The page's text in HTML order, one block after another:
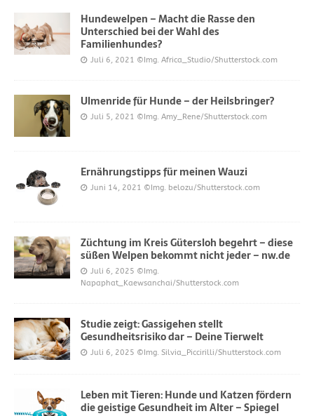
Hundewelpen – Macht die Rasse den
Unterschied bei der Wahl des
Familienhundes?
Juli 6, 2021 ©Img. Africa_Studio/Shutterstock.com
Ulmenride für Hunde – der Heilsbringer?
Juli 5, 2021 ©Img. Amy_Rene/Shutterstock.com
Ernährungstipps für meinen Wauzi
Juni 14, 2021 ©Img. belozu/Shutterstock.com
Züchtung im Kreis Gütersloh begehrt – diese
süßen Welpen bekommt nicht jeder – nw.de
Juli 6, 2025 ©Img.
Napaphat_Kaewsanchai/Shutterstock.com
Studie zeigt: Gassigehen stellt
Gesundheitsrisiko dar – Deine Tierwelt
Juli 6, 2025 ©Img. Silvia_Piccirilli/Shutterstock.com
Leben mit Tieren: Hunde und Katzen fördern
die geistige Gesundheit im Alter – Spiegel